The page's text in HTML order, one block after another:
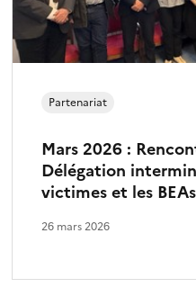
Mars 2026 :
Délégation
victimes et les BEAs
Partenariat
26 mars 2026